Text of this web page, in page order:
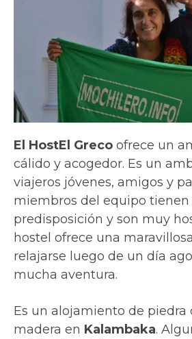
El HostEl Greco ofrece un
cálido y acogedor. Es un
viajeros jóvenes, amigos y
miembros del equipo
predisposición y son muy
hostel ofrece una
relajarse luego de un día
mucha aventura.
Es un alojamiento de piedra
madera en Kalambaka.